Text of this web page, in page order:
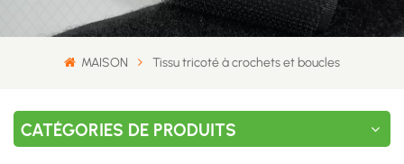
MAISON Tissu tricoté à crochets et boucles
CATÉGORIES DE PRODUITS